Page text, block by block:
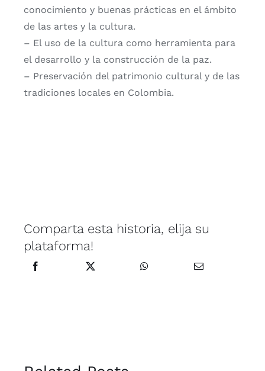
conocimiento y buenas prácticas en el ámbito
de las artes y la cultura.
– El uso de la cultura como herramienta para
el desarrollo y la construcción de la paz.
– Preservación del patrimonio cultural y de las
tradiciones locales en Colombia.
Comparta esta historia, elija su
plataforma!